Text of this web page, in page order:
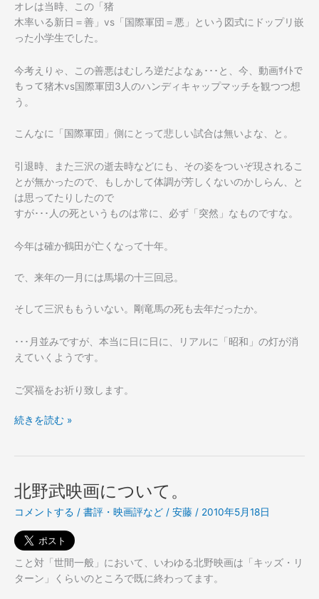
オレは当時、この「猪
木率いる新日＝善」vs「国際軍団＝悪」という図式にドップリ嵌
った小学生でした。
今考えりゃ、この善悪はむしろ逆だよなぁ･･･と、今、動画ｻｲﾄで
もって猪木vs国際軍団3人のハンディキャップマッチを観つつ想
う。
こんなに「国際軍団」側にとって悲しい試合は無いよな、と。
引退時、また三沢の逝去時などにも、その姿をついぞ現されるこ
とが無かったので、もしかして体調が芳しくないのかしらん、と
は思ってたりしたので
すが･･･人の死というものは常に、必ず「突然」なものですな。
今年は確か鶴田が亡くなって十年。
で、来年の一月には馬場の十三回忌。
そして三沢ももういない。剛竜馬の死も去年だったか。
･･･月並みですが、本当に日に日に、リアルに「昭和」の灯が消
えていくようです。
ご冥福をお祈り致します。
ラ
ー。
続きを読む »
北野武映画について。
コメントする / 書評・映画評など / 安藤 / 2010年5月18日
こと対「世間一般」において、いわゆる北野映画は「キッズ・リ
ターン」くらいのところで既に終わってます。